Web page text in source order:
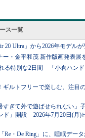
ス一覧
20 Ultra」から2026年モデルが
ー・金平和茂 新作版画発表展
る特別な2日間 「小倉ハンド
ルトフリーで楽しむ、注目
すぎて外で遊ばせられない
」開設 2026年7月20日(月)
・De Ring」に、睡眠デー